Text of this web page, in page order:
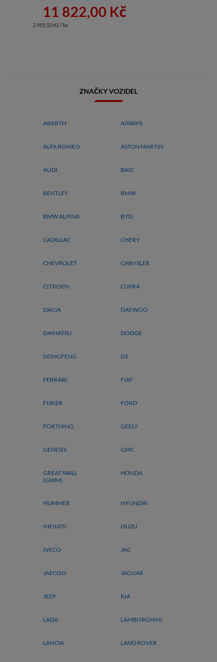
11 822,00 Kč
2 955,50 Kč / ks
ZNAČKY VOZIDEL
ABARTH AIWAYS
ALFA ROMEO ASTON MARTIN
AUDI BAIC
BENTLEY BMW
BMW ALPINA BYD
CADILLAC CHERY
CHEVROLET CHRYSLER
CITROEN CUPRA
DACIA DAEWOO
DAIHATSU DODGE
DONGFENG DS
FERRARI FIAT
FISKER FORD
FORTHING GEELY
GENESIS GMC
GREAT WALL
(GWM)
HONDA
HUMMER HYUNDAI
INFINITI ISUZU
IVECO JAC
JAECOO JAGUAR
JEEP KIA
LADA LAMBORGHINI
LANCIA LAND ROVER